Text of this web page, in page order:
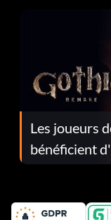
Les joueurs
bénéficient
corrections